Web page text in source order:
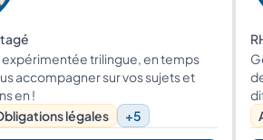
expérimentée trilingue, en temps
accompagner sur vos sujets et
en !
légales
+5